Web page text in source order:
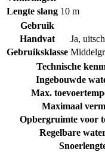
Lengte slang 10 m
Gebruik
Handvat
Ja,
Gebruiksklasse
Technische
Ingebouwde
Max.
Maximaal
Opbergruimte voor
Regelbare